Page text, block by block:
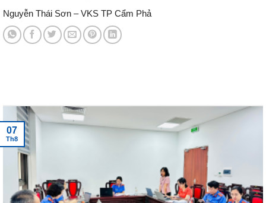
Nguyễn Thái Sơn – VKS TP Cẩm Phả
07
Th8